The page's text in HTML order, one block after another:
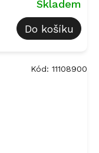
Skladem
Do košíku
Kód: 11108900